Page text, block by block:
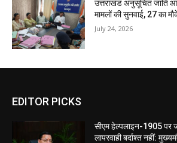
उत्तराखंड अनुसूचित जाति
मामलों की सुनवाई, 27 का
July 24, 2026
EDITOR PICKS
सीएम हेल्पलाइन-1905 पर
लापरवाही बर्दाश्त नहीं: